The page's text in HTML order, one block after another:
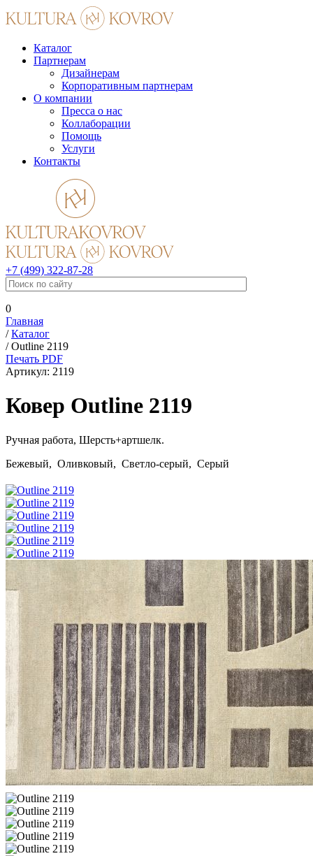
Каталог
Партнерам
Дизайнерам
Корпоративным партнерам
О компании
Пресса о нас
Коллаборации
Помощь
Услуги
Контакты
+7 (499) 322-87-28
0
Главная
/Каталог
/Outline 2119
Печать PDF
Артикул: 2119
Ковер Outline 2119
Ручная работа, Шерсть+артшелк.
Бежевый, Оливковый, Светло-серый, Серый